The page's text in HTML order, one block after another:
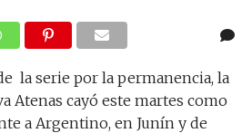
la serie por la permanencia, la
Atenas cayó este martes como
a Argentino, en Junín y de